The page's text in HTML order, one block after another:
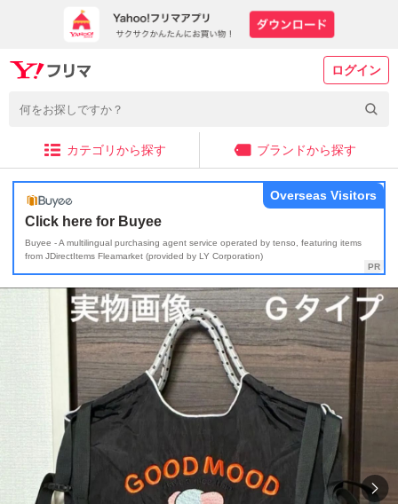
ログイン
カテゴリから探す ブランドから探す
Click here for Buyee
Buyee - A multilingual purchasing agent service operated by tenso, featuring items
from JDirectItems Fleamarket (provided by LY Corporation)
Overseas Visitors